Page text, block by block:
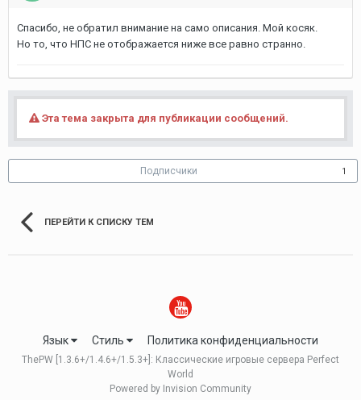
Спасибо, не обратил внимание на само описания. Мой косяк.
Но то, что НПС не отображается ниже все равно странно.
Эта тема закрыта для публикации сообщений.
Подписчики 1
ПЕРЕЙТИ К СПИСКУ ТЕМ
Язык Стиль Политика конфиденциальности
ThePW [1.3.6+/1.4.6+/1.5.3+]: Классические игровые сервера Perfect
World
Powered by Invision Community